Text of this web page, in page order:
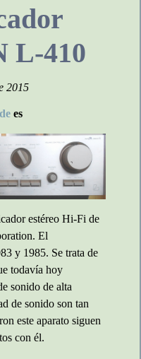
L-410
2015
de es
estéreo Hi-Fi de
El
y 1985. Se trata de
todavía hoy
sonido de alta
de sonido son tan
este aparato siguen
con él.